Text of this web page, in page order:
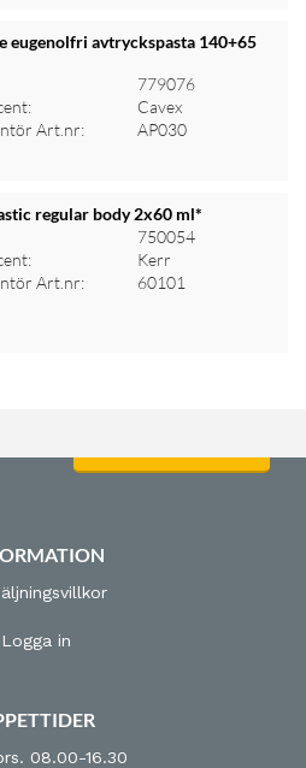
Logga in för priser
eugenolfri avtryckspasta 140+65
779076
Cavex
Art.nr:
AP030
Logga in för priser
regular body 2x60 ml*
750054
Kerr
Art.nr:
60101
Logga in
08.00-16.30